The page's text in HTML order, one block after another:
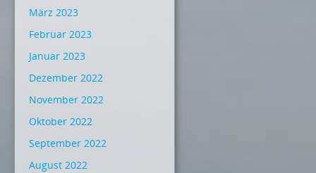
März 2023
Februar 2023
Januar 2023
Dezember 2022
November 2022
Oktober 2022
September 2022
August 2022